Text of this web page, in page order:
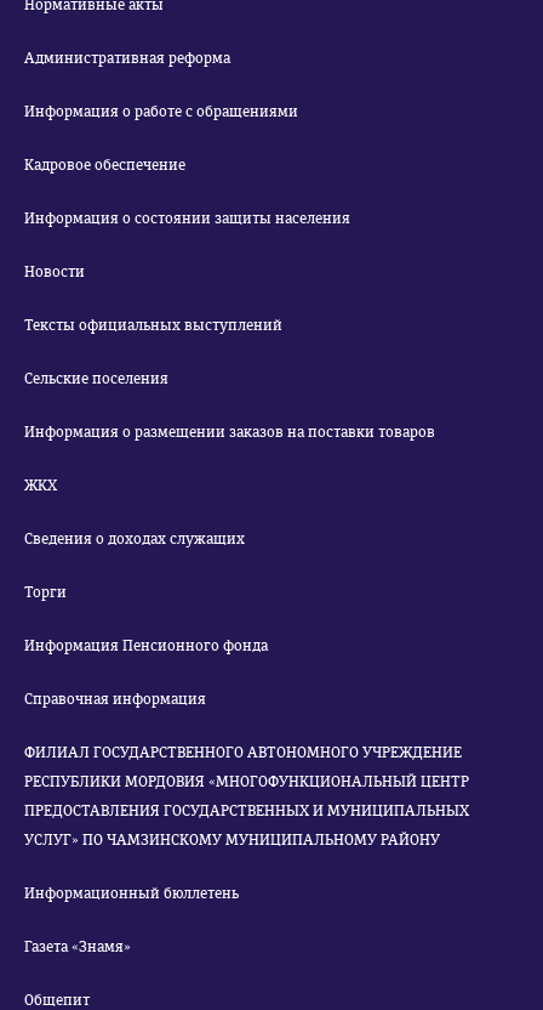
Нормативные акты
Административная реформа
Информация о работе с обращениями
Кадровое обеспечение
Информация о состоянии защиты населения
Новости
Тексты официальных выступлений
Сельские поселения
Информация о размещении заказов на поставки товаров
ЖКХ
Сведения о доходах служащих
Торги
Информация Пенсионного фонда
Справочная информация
ФИЛИАЛ ГОСУДАРСТВЕННОГО АВТОНОМНОГО УЧРЕЖДЕНИЕ
РЕСПУБЛИКИ МОРДОВИЯ «МНОГОФУНКЦИОНАЛЬНЫЙ ЦЕНТР
ПРЕДОСТАВЛЕНИЯ ГОСУДАРСТВЕННЫХ И МУНИЦИПАЛЬНЫХ
УСЛУГ» ПО ЧАМЗИНСКОМУ МУНИЦИПАЛЬНОМУ РАЙОНУ
Информационный бюллетень
Газета «Знамя»
Общепит